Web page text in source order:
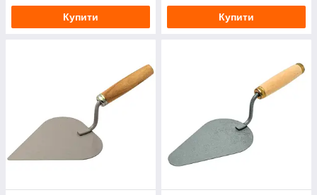
Купити Купити